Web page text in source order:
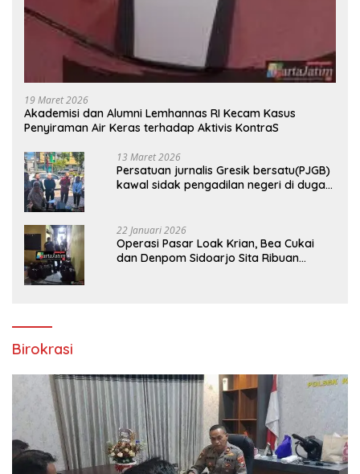
19 Maret 2026
Akademisi dan Alumni Lemhannas RI Kecam Kasus
Penyiraman Air Keras terhadap Aktivis KontraS
13 Maret 2026
Persatuan jurnalis Gresik bersatu(PJGB)
kawal sidak pengadilan negeri di duga
22 Januari 2026
Operasi Pasar Loak Krian, Bea Cukai
dan Denpom Sidoarjo Sita Ribuan
Birokrasi